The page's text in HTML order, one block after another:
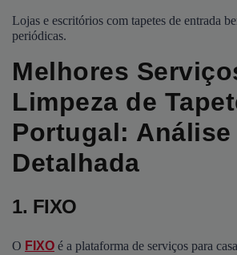
Lojas e escritórios com tapetes de entrada
periódicas.
Melhores
Limpeza de
Portugal: Análise
Detalhada
1. FIXO
O FIXO é a plataforma de serviços para